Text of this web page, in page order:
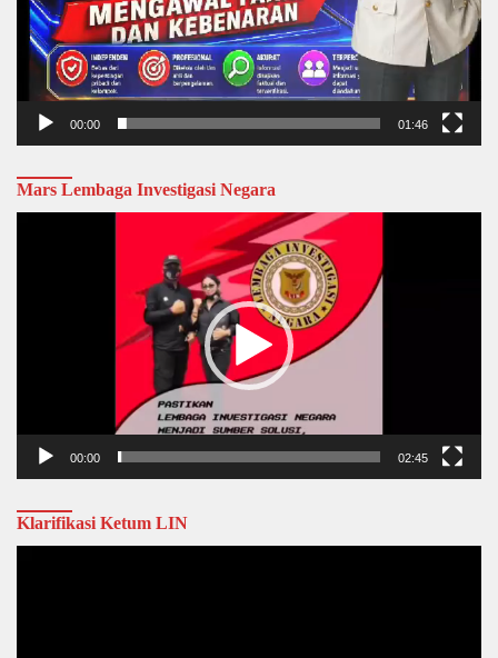
00:00 01:46
Mars Lembaga Investigasi Negara
00:00 02:45
Klarifikasi Ketum LIN